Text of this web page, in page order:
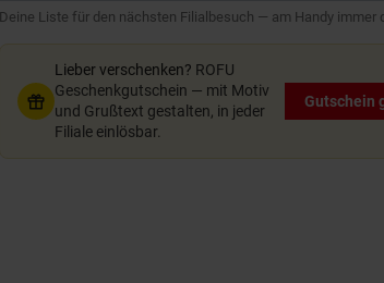
Deine Liste für den nächsten Filialbesuch — am Handy immer
Lieber verschenken? ROFU
Geschenkgutschein — mit Motiv
und Grußtext gestalten, in jeder
Filiale einlösbar.
Gutschein